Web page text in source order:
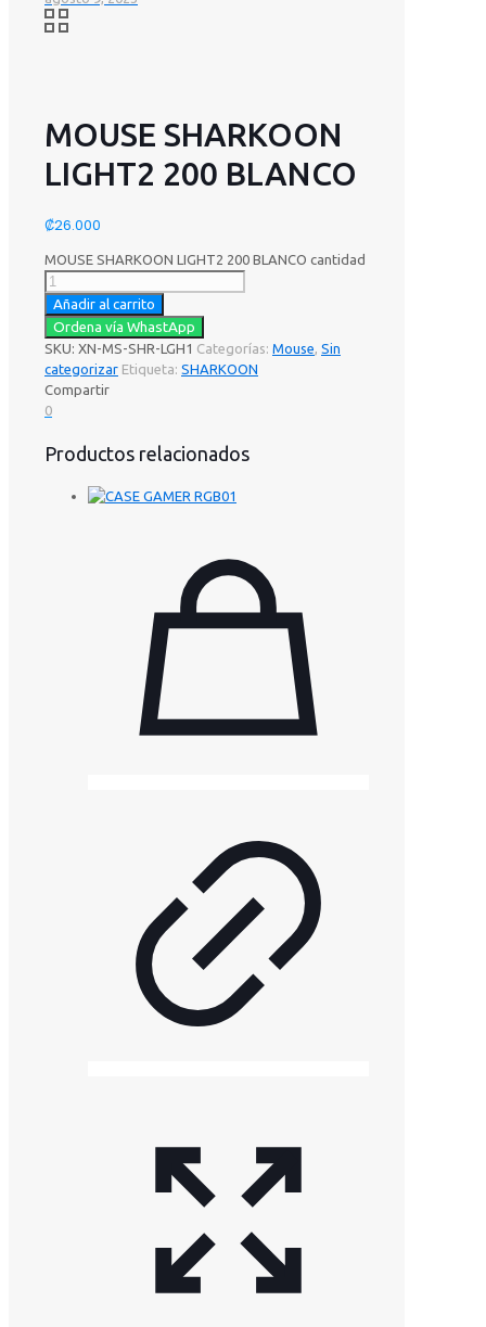
MOUSE SHARKOON
LIGHT2 200 BLANCO
₡26.000
MOUSE SHARKOON LIGHT2 200 BLANCO cantidad
Añadir al carrito
Ordena vía WhastApp
SKU: XN-MS-SHR-LGH1 Categorías: Mouse, Sin
categorizar Etiqueta: SHARKOON
Compartir
0
Productos relacionados